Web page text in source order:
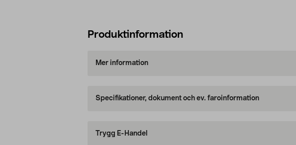
Produktinformation
Mer information
Specifikationer, dokument och ev. faroinformation
Trygg E-Handel